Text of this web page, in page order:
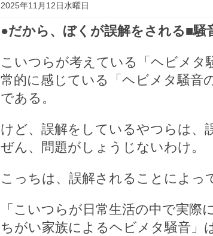
2025年11月12日水曜日
●だから、ぼくが誤解をされる■騒
こいつらが考えている「ヘビメタ
常的に感じている「ヘビメタ騒音
である。
けど、誤解をしているやつらは、
ぜん、問題がしょうじないわけ。
こっちは、誤解されることによっ
「こいつらが日常生活の中で実際
ちがい家族によるヘビメタ騒音」